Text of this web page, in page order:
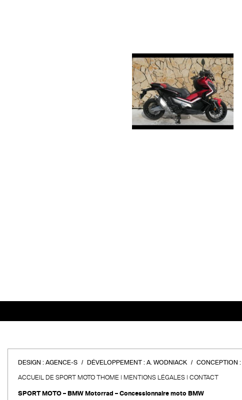
DESIGN : AGENCE-S DÉVELOPPEMENT : A. WODNIACK CONCEPTION :
ACCUEIL DE SPORT MOTO THOME MENTIONS LÉGALES CONTACT
SPORT MOTO – BMW Motorrad – Concessionnaire moto BMW